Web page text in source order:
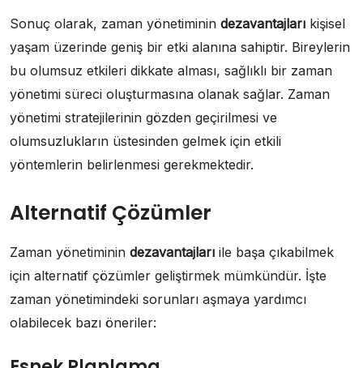
Sonuç olarak, zaman yönetiminin dezavantajları kişisel
yaşam üzerinde geniş bir etki alanına sahiptir. Bireylerin
bu olumsuz etkileri dikkate alması, sağlıklı bir zaman
yönetimi süreci oluşturmasına olanak sağlar. Zaman
yönetimi stratejilerinin gözden geçirilmesi ve
olumsuzlukların üstesinden gelmek için etkili
yöntemlerin belirlenmesi gerekmektedir.
Alternatif Çözümler
Zaman yönetiminin dezavantajları ile başa çıkabilmek
için alternatif çözümler geliştirmek mümkündür. İşte
zaman yönetimindeki sorunları aşmaya yardımcı
olabilecek bazı öneriler: